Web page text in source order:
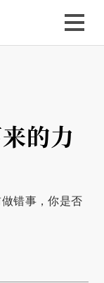
的力
错事，你是否